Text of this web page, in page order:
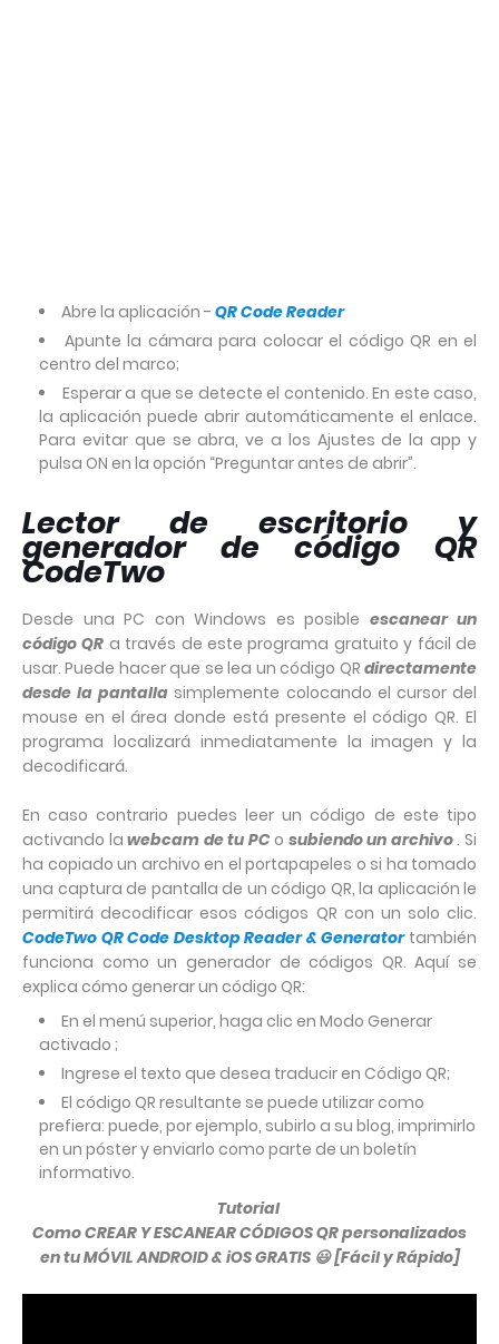
Abre la aplicación - QR Code Reader
Apunte la cámara para colocar el código QR en el
centro del marco;
Esperar a que se detecte el contenido. En este caso,
la aplicación puede abrir automáticamente el enlace.
Para evitar que se abra, ve a los Ajustes de la app y
pulsa ON en la opción “Preguntar antes de abrir”.
Lector de escritorio y
generador de código QR
CodeTwo
Desde una PC con Windows es posible escanear un
código QR a través de este programa gratuito y fácil de
usar. Puede hacer que se lea un código QR directamente
desde la pantalla simplemente colocando el cursor del
mouse en el área donde está presente el código QR. El
programa localizará inmediatamente la imagen y la
decodificará.
En caso contrario puedes leer un código de este tipo
activando lawebcam de tu PC o subiendo un archivo. Si
ha copiado un archivo en el portapapeles o si ha tomado
una captura de pantalla de un código QR, la aplicación le
permitirá decodificar esos códigos QR con un solo clic.
CodeTwo QR Code Desktop Reader & Generator también
funciona como un generador de códigos QR. Aquí se
explica cómo generar un código QR:
En el menú superior, haga clic en Modo Generar
activado ;
Ingrese el texto que desea traducir en Código QR;
El código QR resultante se puede utilizar como
prefiera: puede, por ejemplo, subirlo a su blog, imprimirlo
en un póster y enviarlo como parte de un boletín
informativo.
Tutorial
Como CREAR Y ESCANEAR CÓDIGOS QR personalizados
en tu MÓVIL ANDROID & iOS GRATIS 😃 [Fácil y Rápido]